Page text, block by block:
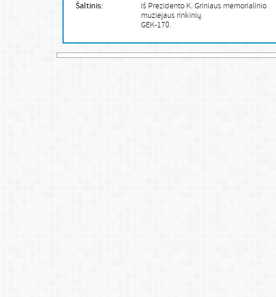
Šaltinis:
Iš Prezidento K. Griniaus memorialinio
muziejaus rinkinių.
GEK-170.